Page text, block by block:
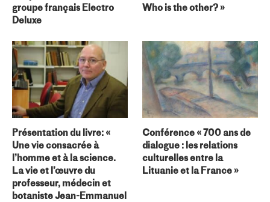
groupe français Electro
Deluxe
Who is the other? »
Présentation du livre: «
Une vie consacrée à
l’homme et à la science.
La vie et l’œuvre du
professeur, médecin et
botaniste Jean-Emmanuel
Conférence « 700 ans de
dialogue : les relations
culturelles entre la
Lituanie et la France »